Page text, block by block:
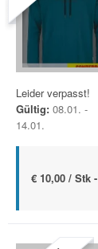
Leider verpasst!
Gültig: 08.01. -
14.01.
€ 10,00 / Stk -